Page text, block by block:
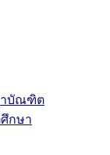
าบัณฑิต
กษา